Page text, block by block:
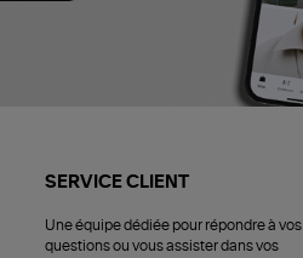
SERVICE CLIENT
Une équipe dédiée pour répondre à vos
questions ou vous assister dans vos